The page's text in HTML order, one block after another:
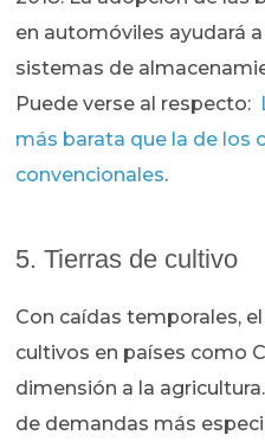
en automóviles ayudará
sistemas de
Puede verse al respecto:
más barata que la de los
convencionales.
5. Tierras de cultivo
Con caídas temporales,
cultivos en países como
dimensión a la
de demandas más